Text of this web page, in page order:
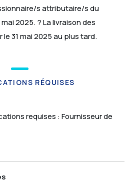
s attributaire/s du
2025.? La livraison des
31 mai 2025 au plus tard.
RÉQUISES
requises :Fournisseur de